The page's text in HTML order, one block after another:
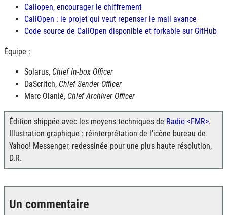
Caliopen, encourager le chiffrement
CaliOpen : le projet qui veut repenser le mail avance
Code source de CaliOpen disponible et forkable sur GitHub
Équipe :
Solarus, Chief In-box Officer
DaScritch, Chief Sender Officer
Marc Olanié, Chief Archiver Officer
Édition shippée avec les moyens techniques de Radio <FMR>.
Illustration graphique : réinterprétation de l'icône bureau de
Yahoo! Messenger, redessinée pour une plus haute résolution,
D.R.
Un commentaire